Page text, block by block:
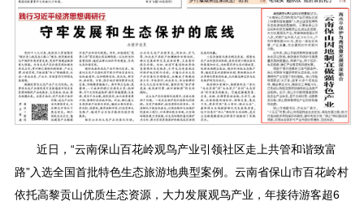
近日，“云南保山百花岭观鸟产业引领社区走上共管和谐致富
路”入选全国首批特色生态旅游地典型案例。云南省保山市百花岭村
依托高黎贡山优质生态资源，大力发展观鸟产业，年接待游客超6